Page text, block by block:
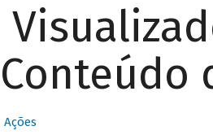
Conteúdo
Ações